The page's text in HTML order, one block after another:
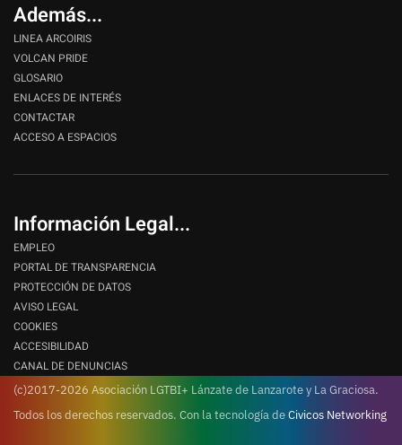
Además...
LINEA ARCOIRIS
VOLCAN PRIDE
GLOSARIO
ENLACES DE INTERÉS
CONTACTAR
ACCESO A ESPACIOS
Información Legal...
EMPLEO
PORTAL DE TRANSPARENCIA
PROTECCIÓN DE DATOS
AVISO LEGAL
COOKIES
ACCESIBILIDAD
CANAL DE DENUNCIAS
(c)2017-2026 Asociación LGTBI+ Lánzate de Lanzarote y La Graciosa.
Todos los derechos reservados. Con la tecnología deCivicos Networking